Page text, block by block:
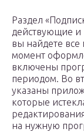
Раздел
действующие и
вы найдете
момент
включены
периодом. Во
указаны
которые
на нужную